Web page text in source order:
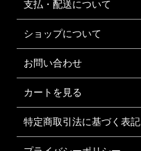
支払・配送について
ショップについて
お問い合わせ
カートを見る
特定商取引法に基づく表記